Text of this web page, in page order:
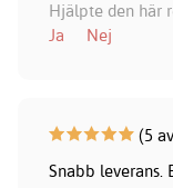
Hjälpte den här
Ja
Nej
(5
Snabb leverans.